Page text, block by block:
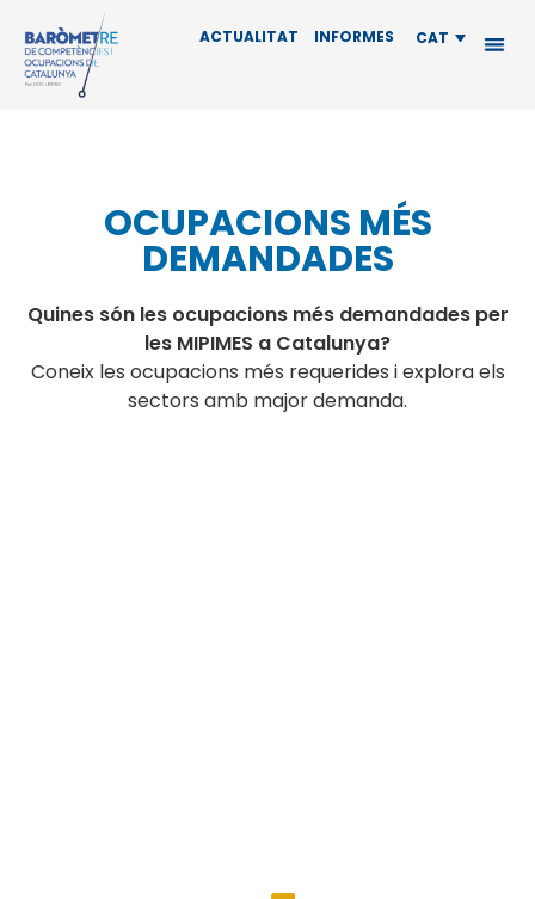
CAT
ACTUALITAT INFORMES
OCUPACIONS MÉS
DEMANDADES
Quines són les ocupacions més demandades per
les MIPIMES a Catalunya?
Coneix les ocupacions més requerides i explora els
sectors amb major demanda.